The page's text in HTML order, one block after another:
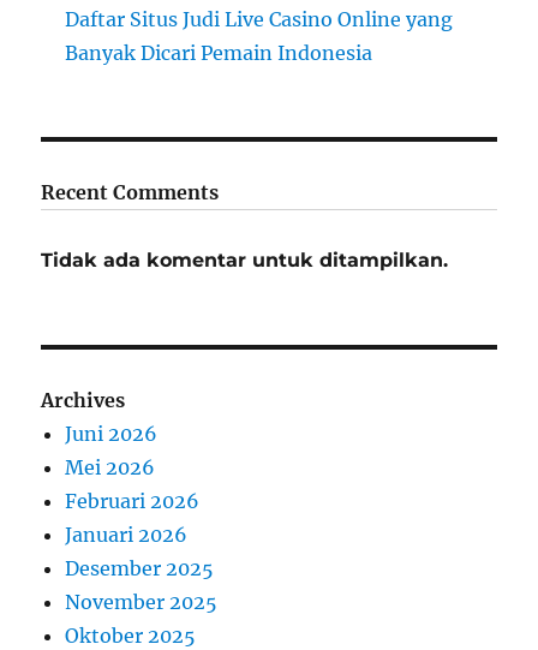
Daftar Situs Judi Live Casino Online yang
Banyak Dicari Pemain Indonesia
Recent Comments
Tidak ada komentar untuk ditampilkan.
Archives
Juni 2026
Mei 2026
Februari 2026
Januari 2026
Desember 2025
November 2025
Oktober 2025